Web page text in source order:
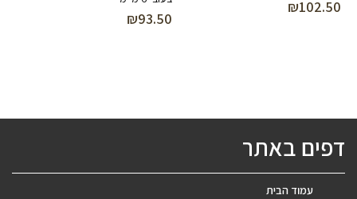
₪102.50
₪93.50
דפים באתר
עמוד הבית